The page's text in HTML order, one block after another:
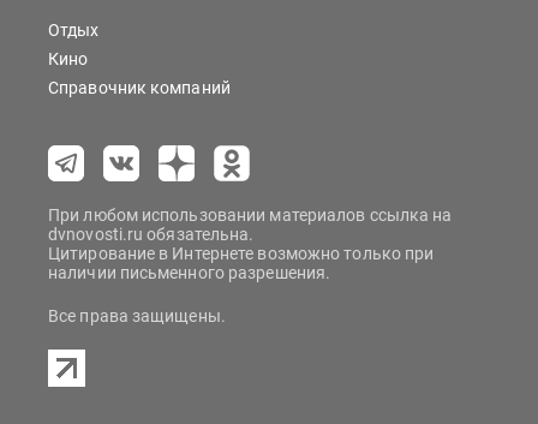
Отдых
Кино
Справочник компаний
При любом использовании материалов ссылка на
dvnovosti.ru обязательна.
Цитирование в Интернете возможно только при
наличии письменного разрешения.
Все права защищены.